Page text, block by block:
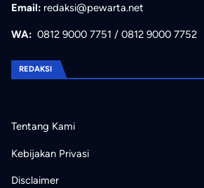
Email: redaksi@pewarta.net
WA: 0812 9000 7751 / 0812 9000 7752
REDAKSI
Tentang Kami
Kebijakan Privasi
Disclaimer